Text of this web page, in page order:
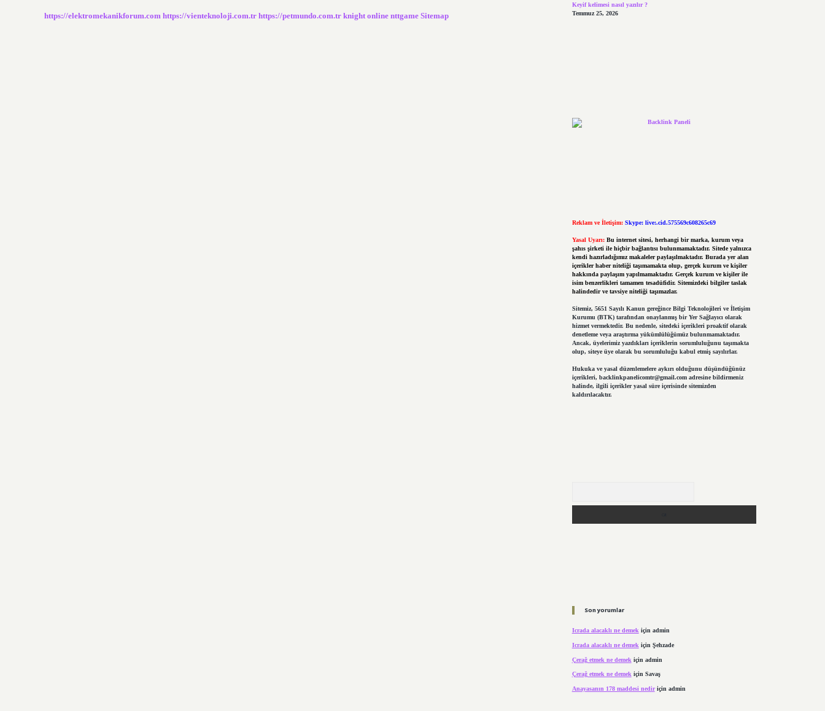
https://elektromekanikforum.com https://vienteknoloji.com.tr https://petmundo.com.tr knight online nttgame Sitemap
Keyif kelimesi nasıl yazılır ?
Temmuz 25, 2026
Reklam ve İletişim: Skype: live:.cid.575569c608265c69
Yasal Uyarı: Bu internet sitesi, herhangi bir marka, kurum veya
şahıs şirketi ile hiçbir bağlantısı bulunmamaktadır. Sitede yalnızca
kendi hazırladığımız makaleler paylaşılmaktadır. Burada yer alan
içerikler haber niteliği taşımamakta olup, gerçek kurum ve kişiler
hakkında paylaşım yapılmamaktadır. Gerçek kurum ve kişiler ile
isim benzerlikleri tamamen tesadüfidir. Sitemizdeki bilgiler taslak
halindedir ve tavsiye niteliği taşımazlar.
Sitemiz, 5651 Sayılı Kanun gereğince Bilgi Teknolojileri ve İletişim
Kurumu (BTK) tarafından onaylanmış bir Yer Sağlayıcı olarak
hizmet vermektedir. Bu nedenle, sitedeki içerikleri proaktif olarak
denetleme veya araştırma yükümlülüğümüz bulunmamaktadır.
Ancak, üyelerimiz yazdıkları içeriklerin sorumluluğunu taşımakta
olup, siteye üye olarak bu sorumluluğu kabul etmiş sayılırlar.
Hukuka ve yasal düzenlemelere aykırı olduğunu düşündüğünüz
içerikleri, backlinkpanelicomtr@gmail.comadresine bildirmeniz
halinde, ilgili içerikler yasal süre içerisinde sitemizden
kaldırılacaktır.
Son yorumlar
Icrada alacaklı ne demekiçin admin
Icrada alacaklı ne demek için Şehzade
Çerağ etmek ne demek için admin
Çerağ etmek ne demekiçin Savaş
Anayasanın 178 maddesi nediriçin admin